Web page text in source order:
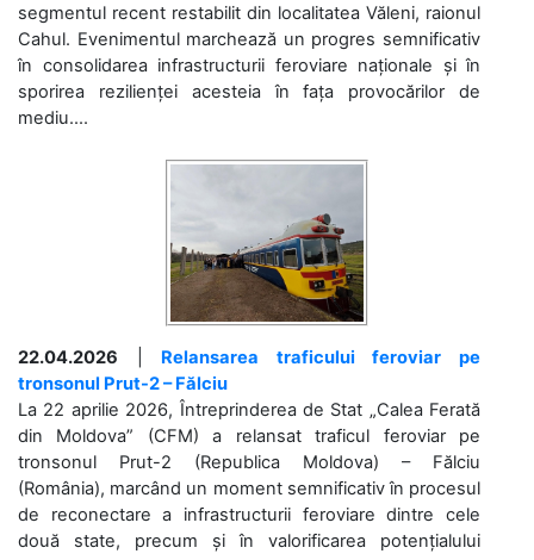
segmentul recent restabilit din localitatea Văleni, raionul
Cahul. Evenimentul marchează un progres semnificativ
în consolidarea infrastructurii feroviare naționale și în
sporirea rezilienței acesteia în fața provocărilor de
mediu....
22.04.2026
Relansarea traficului feroviar pe
tronsonul Prut-2 – Fălciu
La 22 aprilie 2026, Întreprinderea de Stat „Calea Ferată
din Moldova” (CFM) a relansat traficul feroviar pe
tronsonul Prut-2 (Republica Moldova) – Fălciu
(România), marcând un moment semnificativ în procesul
de reconectare a infrastructurii feroviare dintre cele
două state, precum și în valorificarea potențialului